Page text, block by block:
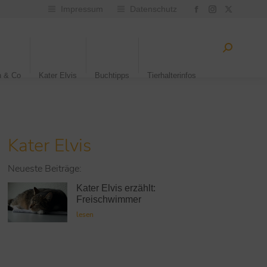
Impressum Datenschutz
& Co Kater Elvis Buchtipps Tierhalterinfos
Kater Elvis
Neueste Beiträge:
Kater Elvis erzählt:
Freischwimmer
lesen